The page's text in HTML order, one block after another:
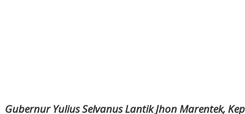
Gubernur Yulius Selvanus Lantik Jhon Marentek,